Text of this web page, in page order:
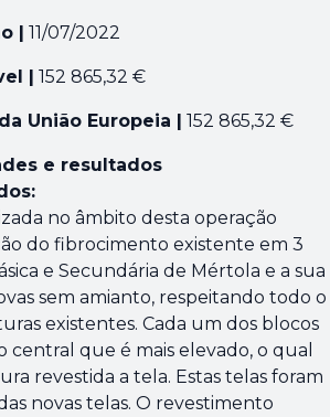
| 11/07/2022
| 152 865,32 €
União Europeia | 152 865,32 €
e resultados
no âmbito desta operação
do fibrocimento existente em 3
e Secundária de Mértola e a sua
sem amianto, respeitando todo o
existentes. Cada um dos blocos
que é mais elevado, o qual
revestida a tela. Estas telas foram
novas telas. O revestimento